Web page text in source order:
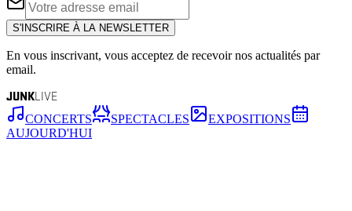
S'INSCRIRE À LA NEWSLETTER
En vous inscrivant, vous acceptez de recevoir nos actualités par
email.
JUNKLIVE
CONCERTS SPECTACLES
EXPOSITIONS
AUJOURD'HUI